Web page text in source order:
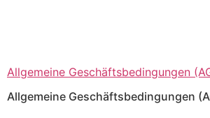
Allgemeine Geschäftsbedingungen
Allgemeine Geschäftsbedingungen